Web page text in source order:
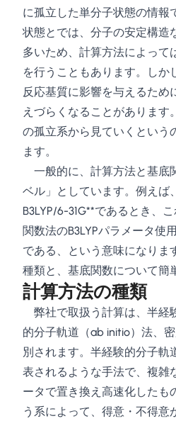
に孤立した単分子状態の情報
状態とでは、分子の安定構造
多いため、計算方法によって
を行うこともあります。しか
反応基質に影響を与えるため
えづらくなることがあります
の孤立系から見ていくという
ます。
一般的に、計算方法と基底
ベル」としています。例えば
B3LYP/6-31G**であるとき、
関数法のB3LYPパラメータ使
である、という意味になりま
種類と、基底関数について簡
計算方法の種類
弊社で取扱う計算は、半経
的分子軌道（ab initio）法、
別されます。半経験的分子軌
表されるような手法で、複雑
ータで置き換え高速化したも
う系によって、得意・不得意